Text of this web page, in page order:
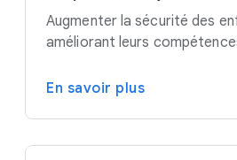
Augmenter la sécurité des
améliorant leurs
En savoir plus